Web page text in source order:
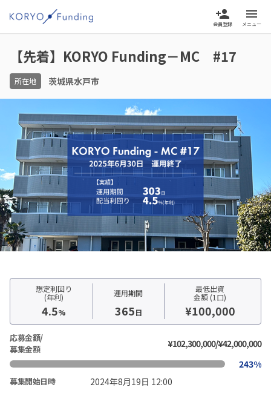
person_add
会員登録
menu
メニュー
【先着】KORYO Funding－MC #17
所在地 茨城県水戸市
想定利回り
(年利)
4.5%
運用期間
365日
最低出資
金額 (1口)
¥100,000
応募金額/
募集金額
¥102,300,000/¥42,000,000
243%
募集開始日時 2024年8月19日 12:00